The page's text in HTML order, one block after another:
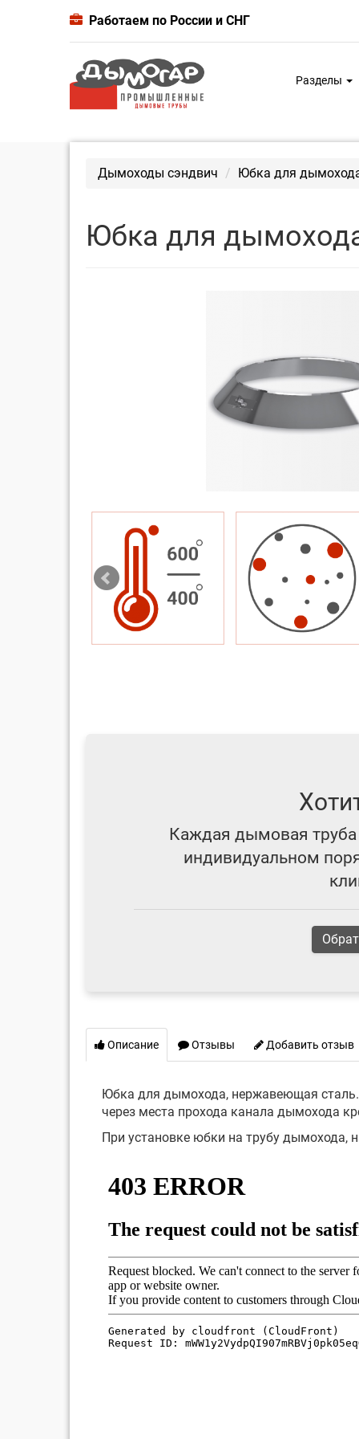
Работаем по России и СНГ
Разделы
Дымоходы сэндвич Юбка для
Юбка для
Каждая дымовая труба
индивидуальном
Описание Отзывы Добавить отзыв
Юбка для дымохода, нержавеющая
через места прохода канала дымохода
При установке юбки на трубу дымохода,